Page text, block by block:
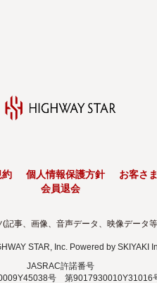
約 個人情報保護方針 お客さ
会員退会
事、画像、音声データ、映像データ
STAR, Inc. Powered by SKIYAKI
JASRAC許諾番号
号 第9017930010Y31016